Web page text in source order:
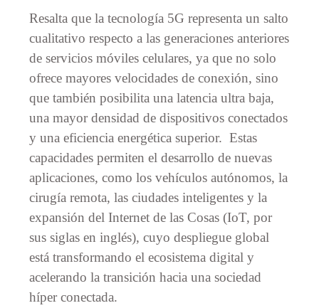
Resalta que la tecnología 5G representa un salto
cualitativo respecto a las generaciones anteriores
de servicios móviles celulares, ya que no solo
ofrece mayores velocidades de conexión, sino
que también posibilita una latencia ultra baja,
una mayor densidad de dispositivos conectados
y una eficiencia energética superior. Estas
capacidades permiten el desarrollo de nuevas
aplicaciones, como los vehículos autónomos, la
cirugía remota, las ciudades inteligentes y la
expansión del Internet de las Cosas (IoT, por
sus siglas en inglés), cuyo despliegue global
está transformando el ecosistema digital y
acelerando la transición hacia una sociedad
híper conectada.